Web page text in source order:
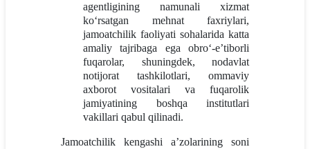
agentligining namunali xizmat
ko‘rsatgan mehnat faxriylari,
jamoatchilik faoliyati sohalarida katta
amaliy tajribaga ega obro‘-e’tiborli
fuqarolar, shuningdek, nodavlat
notijorat tashkilotlari, ommaviy
axborot vositalari va fuqarolik
jamiyatining boshqa institutlari
vakillari qabul qilinadi.
Jamoatchilik kengashi a’zolarining soni